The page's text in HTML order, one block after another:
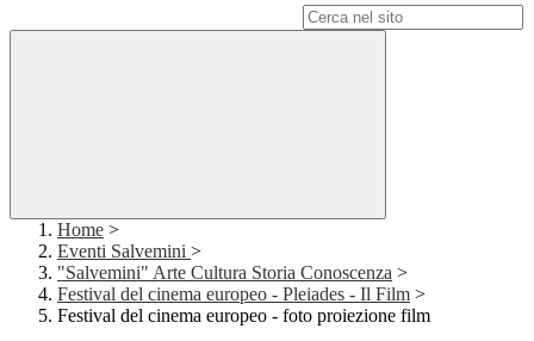
Home >
Eventi Salvemini >
"Salvemini" Arte Cultura Storia Conoscenza >
Festival del cinema europeo - Pleiades - Il Film >
Festival del cinema europeo - foto proiezione film